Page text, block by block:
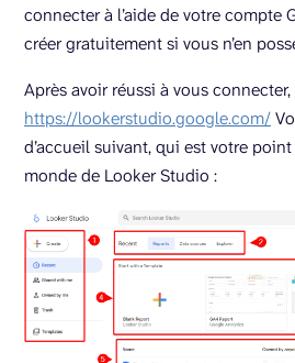
connecter à l’aide de votre compte
créer gratuitement si vous n’en
Après avoir réussi à vous
https://lookerstudio.google.com/
d’accueil suivant, qui est votre
monde de Looker Studio :